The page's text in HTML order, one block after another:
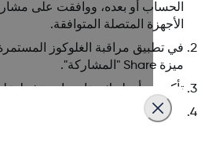
الحساب أو بعده، ووافقت على مشاركتها
الأجهزة المتصلة المتوافقة.
في تطبيق مراقبة الغلوكوز المستمرة
تأكد من أن لديك متابع واحد نشط على